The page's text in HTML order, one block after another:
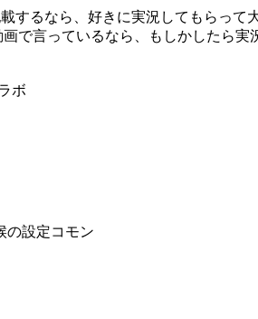
するなら、好きに実況してもらって
で言っているなら、もしかしたら
ボ
設定コモン